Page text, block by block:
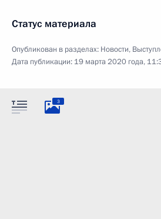
Статус материала
Опубликован в разделах: Новости,
Дата публикации: 19 марта 2020 года,
3